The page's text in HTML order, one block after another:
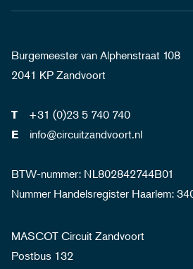
Burgemeester van Alphenstraat 108
2041 KP Zandvoort
T +31 (0)23 5 740 740
E info@circuitzandvoort.nl
BTW-nummer: NL802842744B01
Nummer Handelsregister Haarlem:
MASCOT Circuit Zandvoort
Postbus 132